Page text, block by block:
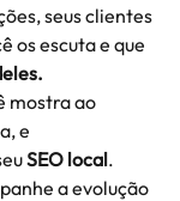
seus clientes
os escuta e que
mostra ao
e
SEO local.
a evolução